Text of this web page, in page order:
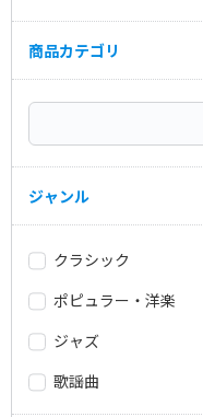
商品カテゴリ
ジャンル
クラシック
ポピュラー・洋楽
ジャズ
歌謡曲